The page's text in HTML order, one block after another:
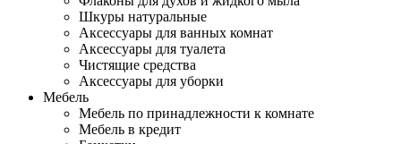
Шкуры натуральные
Аксессуары для ванных комнат
Аксессуары для туалета
Чистящие средства
Аксессуары для уборки
Мебель
Мебель по принадлежности к комнате
Мебель в кредит